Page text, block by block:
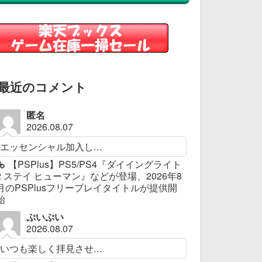
近のコメント
匿名
2026.08.07
エッセンシャル加入し...
【PSPlus】PS5/PS4『ダイイングライト
ステイ ヒューマン』などが登場、2026年8
のPSPlusフリープレイタイトルが提供開
ぷいぷい
2026.08.07
いつも楽しく拝見させ...